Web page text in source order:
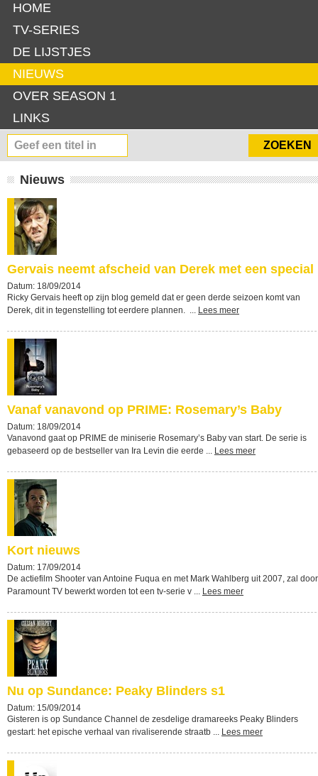
HOME
TV-SERIES
DE LIJSTJES
NIEUWS
OVER SEASON 1
LINKS
Nieuws
Gervais neemt afscheid van Derek met een special
Datum: 18/09/2014
Ricky Gervais heeft op zijn blog gemeld dat er geen derde seizoen komt van
Derek, dit in tegenstelling tot eerdere plannen. ... Lees meer
Vanaf vanavond op PRIME: Rosemary’s Baby
Datum: 18/09/2014
Vanavond gaat op PRIME de miniserie Rosemary’s Baby van start. De serie is
gebaseerd op de bestseller van Ira Levin die eerde ... Lees meer
Kort nieuws
Datum: 17/09/2014
De actiefilm Shooter van Antoine Fuqua en met Mark Wahlberg uit 2007, zal door
Paramount TV bewerkt worden tot een tv-serie v ... Lees meer
Nu op Sundance: Peaky Blinders s1
Datum: 15/09/2014
Gisteren is op Sundance Channel de zesdelige dramareeks Peaky Blinders
gestart: het epische verhaal van rivaliserende straatb ... Lees meer